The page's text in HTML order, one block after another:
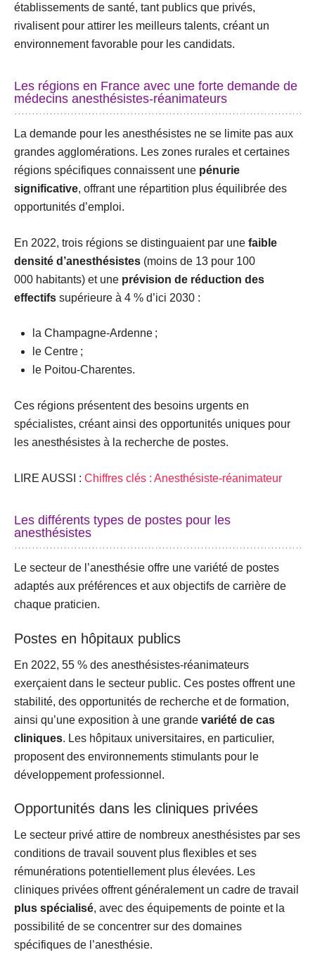
établissements de santé, tant publics que privés,
rivalisent pour attirer les meilleurs talents, créant un
environnement favorable pour les candidats.
Les régions en France avec une forte demande de
médecins anesthésistes-réanimateurs
La demande pour les anesthésistes ne se limite pas aux
grandes agglomérations. Les zones rurales et certaines
régions spécifiques connaissent une pénurie
significative, offrant une répartition plus équilibrée des
opportunités d’emploi.
En 2022, trois régions se distinguaient par une faible
densité d’anesthésistes (moins de 13 pour 100
000 habitants) et une prévision de réduction des
effectifs supérieure à 4 % d’ici 2030 :
la Champagne-Ardenne ;
le Centre ;
le Poitou-Charentes.
Ces régions présentent des besoins urgents en
spécialistes, créant ainsi des opportunités uniques pour
les anesthésistes à la recherche de postes.
LIRE AUSSI : Chiffres clés : Anesthésiste-réanimateur
Les différents types de postes pour les
anesthésistes
Le secteur de l’anesthésie offre une variété de postes
adaptés aux préférences et aux objectifs de carrière de
chaque praticien.
Postes en hôpitaux publics
En 2022, 55 % des anesthésistes-réanimateurs
exerçaient dans le secteur public. Ces postes offrent une
stabilité, des opportunités de recherche et de formation,
ainsi qu’une exposition à une grande variété de cas
cliniques. Les hôpitaux universitaires, en particulier,
proposent des environnements stimulants pour le
développement professionnel.
Opportunités dans les cliniques privées
Le secteur privé attire de nombreux anesthésistes par ses
conditions de travail souvent plus flexibles et ses
rémunérations potentiellement plus élevées. Les
cliniques privées offrent généralement un cadre de travail
plus spécialisé, avec des équipements de pointe et la
possibilité de se concentrer sur des domaines
spécifiques de l’anesthésie.